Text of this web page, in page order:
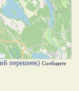
перешеек) Сообщите